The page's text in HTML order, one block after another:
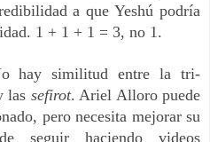
a que Yeshú podría
1 + 1 + 1 = 3, no 1.
hay similitud entre la tri-
las sefirot. Ariel Alloro puede
pero necesita mejorar su
seguir haciendo videos